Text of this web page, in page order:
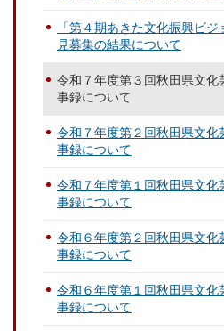
「第４期あきた文化振興ビ
見募集の結果について
令和７年度第３回秋田県文化
事録について
令和７年度第２回秋田県文化
事録について
令和７年度第１回秋田県文化
事録について
令和６年度第２回秋田県文化
事録について
令和６年度第１回秋田県文化
事録について